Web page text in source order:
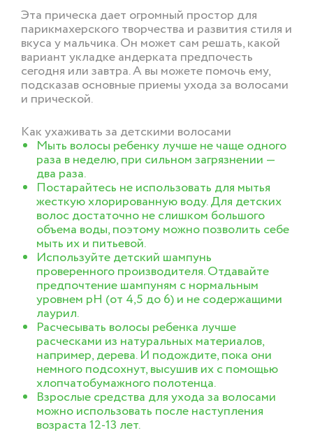
Эта прическа дает огромный простор для
парикмахерского творчества и развития стиля и
вкуса у мальчика. Он может сам решать, какой
вариант укладке андерката предпочесть
сегодня или завтра. А вы можете помочь ему,
подсказав основные приемы ухода за волосами
и прической.
Как ухаживать за детскими волосами
Мыть волосы ребенку лучше не чаще одного
раза в неделю, при сильном загрязнении —
два раза.
Постарайтесь не использовать для мытья
жесткую хлорированную воду. Для детских
волос достаточно не слишком большого
объема воды, поэтому можно позволить себе
мыть их и питьевой.
Используйте детский шампунь
проверенного производителя. Отдавайте
предпочтение шампуням с нормальным
уровнем pH (от 4,5 до 6) и не содержащими
лаурил.
Расчесывать волосы ребенка лучше
расческами из натуральных материалов,
например, дерева. И подождите, пока они
немного подсохнут, высушив их с помощью
хлопчатобумажного полотенца.
Взрослые средства для ухода за волосами
можно использовать после наступления
возраста 12-13 лет.